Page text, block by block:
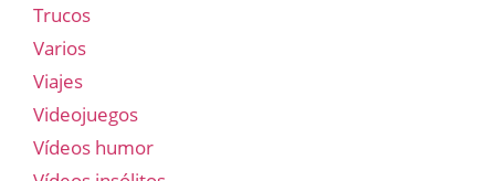
Trucos
Varios
Viajes
Videojuegos
Vídeos humor